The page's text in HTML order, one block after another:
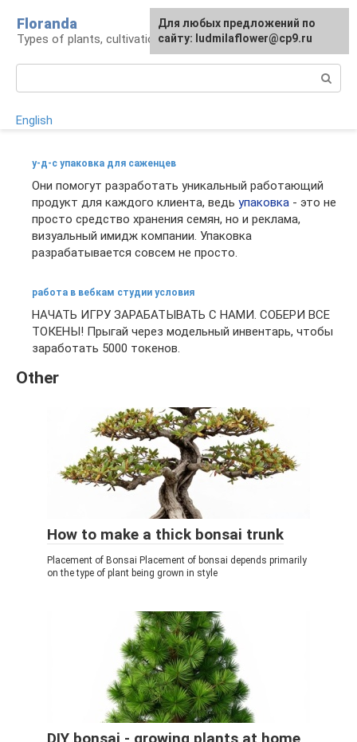
content
Floranda
Types of plants, cultivation and care
English
у-д-с упаковка для саженцев
Они помогут разработать уникальный работающий
продукт для каждого клиента, ведь упаковка - это не
просто средство хранения семян, но и реклама,
визуальный имидж компании. Упаковка
разрабатывается совсем не просто.
работа в вебкам студии условия
НАЧАТЬ ИГРУ ЗАРАБАТЫВАТЬ С НАМИ. СОБЕРИ ВСЕ
ТОКЕНЫ! Прыгай через модельный инвентарь, чтобы
заработать 5000 токенов.
Other
How to make a thick bonsai trunk
Placement of Bonsai Placement of bonsai depends primarily
on the type of plant being grown in style
For any suggestions regarding
the site:[email protected]
Для любых предложений по
сайту: ludmilaflower@cp9.ru